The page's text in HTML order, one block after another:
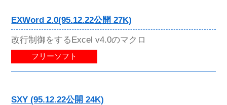
EXWord 2.0(95.12.22公開 27K)
改行制御をするExcel v4.0のマクロ
フリーソフト
SXY (95.12.22公開 24K)